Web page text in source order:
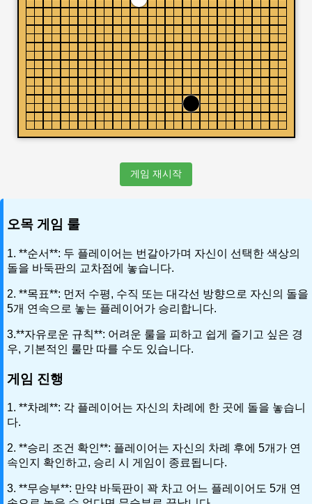
게임 재시작
오목 게임 룰
1. **순서**: 두 플레이어는 번갈아가며 자신이 선택한 색상의
돌을 바둑판의 교차점에 놓습니다.
2. **목표**: 먼저 수평, 수직 또는 대각선 방향으로 자신의 돌을
5개 연속으로 놓는 플레이어가 승리합니다.
3.**자유로운 규칙**: 어려운 룰을 피하고 쉽게 즐기고 싶은 경
우, 기본적인 룰만 따를 수도 있습니다.
게임 진행
1. **차례**: 각 플레이어는 자신의 차례에 한 곳에 돌을 놓습니
다.
2. **승리 조건 확인**: 플레이어는 자신의 차례 후에 5개가 연
속인지 확인하고, 승리 시 게임이 종료됩니다.
3. **무승부**: 만약 바둑판이 꽉 차고 어느 플레이어도 5개 연